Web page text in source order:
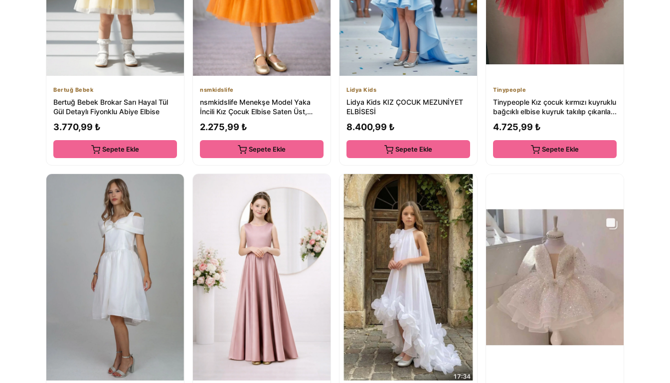
Bertuğ Bebek
Bertuğ Bebek Brokar Sarı Hayal Tül
Gül Detaylı Fiyonklu Abiye Elbise
3.770,99 ₺
Sepete Ekle
nsmkidslife
nsmkidslife Menekşe Model Yaka
İncili Kız Çocuk Elbise Saten Üst,
2.275,99 ₺
Sepete Ekle
Lidya Kids
Lidya Kids KIZ ÇOCUK MEZUNİYET
ELBİSESİ
8.400,99 ₺
Sepete Ekle
Tinypeople
Tinypeople Kız çocuk kırmızı kuyruklu
bağcıklı elbise kuyruk takılıp çıkarıla...
4.725,99 ₺
Sepete Ekle